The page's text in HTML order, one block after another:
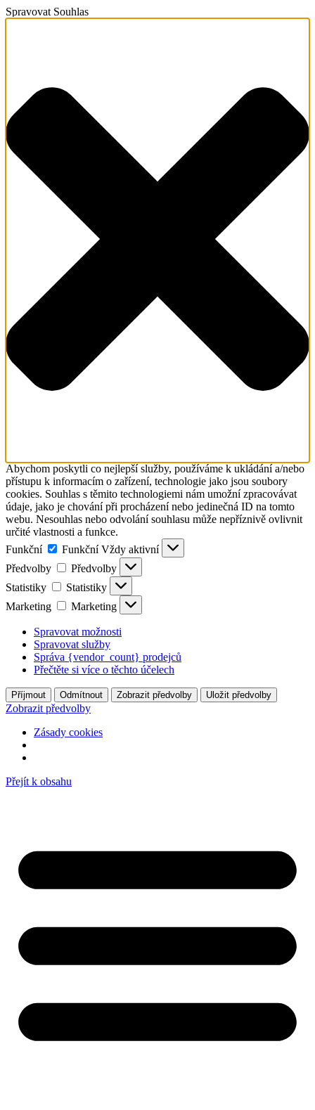
Spravovat Souhlas
Abychom poskytli co nejlepší služby, používáme k ukládání a/nebo
přístupu k informacím o zařízení, technologie jako jsou soubory
cookies. Souhlas s těmito technologiemi nám umožní zpracovávat
údaje, jako je chování při procházení nebo jedinečná ID na tomto
webu. Nesouhlas nebo odvolání souhlasu může nepříznivě ovlivnit
určité vlastnosti a funkce.
Funkční
Funkční Vždy aktivní
Předvolby
Předvolby
Statistiky
Statistiky
Marketing
Marketing
Spravovat možnosti
Spravovat služby
Správa {vendor_count} prodejců
Přečtěte si více o těchto účelech
Příjmout Odmítnout Zobrazit předvolby Uložit předvolby
Zobrazit předvolby
Zásady cookies
Přejít k obsahu